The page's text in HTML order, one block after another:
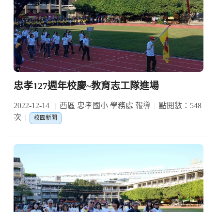
忠孝127週年校慶~教育志工隊進場
2022-12-14 西區 忠孝國小 學務處 報導
點閱數：548
次
校園新聞